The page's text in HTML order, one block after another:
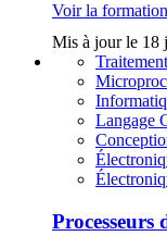
Voir la formation
Mis à jour le 18
Langage
Processeurs